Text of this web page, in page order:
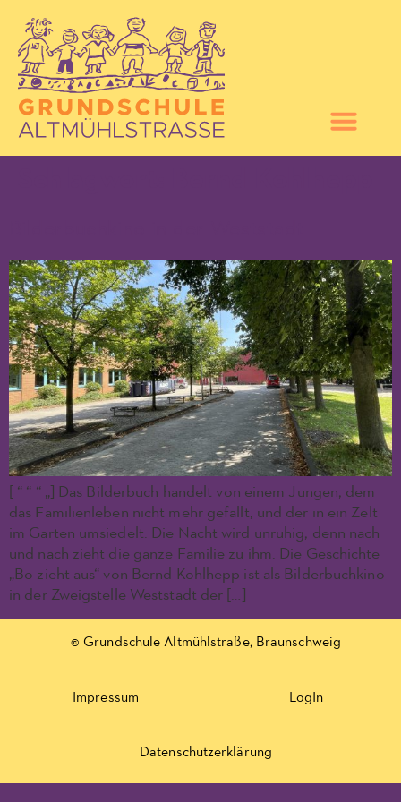
[ “ “ “ „] Das Bilderbuch handelt von einem Jungen, dem
das Familienleben nicht mehr gefällt, und der in ein Zelt
im Garten umsiedelt. Die Nacht wird unruhig, denn nach
und nach zieht die ganze Familie zu ihm. Die Geschichte
„Bo zieht aus“ von Bernd Kohlhepp ist als Bilderbuchkino
in der Zweigstelle Weststadt der […]
© Grundschule Altmühlstraße, Braunschweig
Impressum LogIn
Datenschutzerklärung